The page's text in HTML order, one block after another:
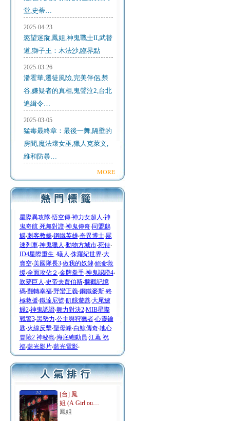
堂,史蒂…
2025-04-23
慾望迷蹤,鳳姐,神鬼戰士II,武替
道,獅子王：木法沙,臨界點
2025-03-26
潘霍華,遷徒風險,完美伴侶,禁
谷,嫌疑者的真相,鬼聲泣2,台北
追緝令…
2025-03-05
猛毒最終章：最後一舞,隔壁的
房間,魔法壞女巫,獵人克萊文,
維和防暴…
MORE
星際異攻隊‧悟空傳‧神力女超人 ‧神
鬼奇航 死無對證‧神鬼傳奇‧同盟鶼
鰈‧刺客教條‧鋼鐵英雄‧奇異博士‧屍
速列車‧神鬼獵人 ‧動物方城市‧死侍‧
ID4星際重生 ‧蟻人 ‧侏羅紀世界‧大
賣空‧美國隊長3‧做我的奴隸‧絕命救
援‧全面攻佔２ ‧金牌拳手‧神鬼認證4‧
吹夢巨人 ‧史帝夫賈伯斯‧攔截記憶
碼‧翻轉幸福‧野蠻正義‧鋼鐵麥斯‧終
極救援‧鐵達尼號‧飢餓遊戲‧大尾鱸
鰻2‧神鬼認證‧舞力對決2‧MIB星際
戰警3‧黑勢力‧公主與狩獵者‧心靈鑰
匙‧火線反擊‧聖母峰‧白鯨傳奇‧地心
冒險2 神秘島‧海底總動員‧江蕙 祝
福‧藍光影片‧藍光電影‧
[台] 鳳
姐 (A Girl ou…
鳳姐